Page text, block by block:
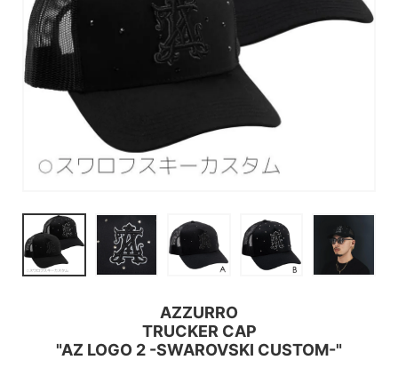
AZZURRO
TRUCKER CAP
"AZ LOGO 2 -SWAROVSKI CUSTOM-"